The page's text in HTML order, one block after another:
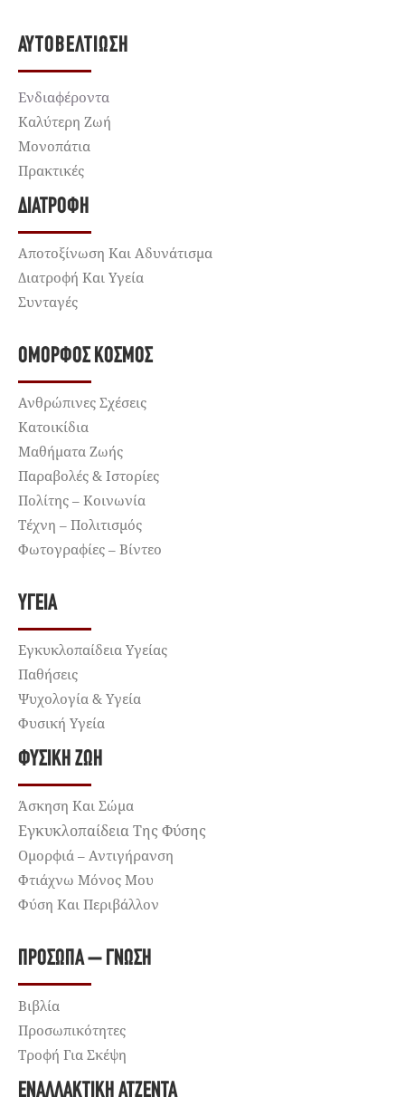
ΑΥΤΟΒΕΛΤΊΩΣΗ
Ενδιαφέροντα
Καλύτερη Ζωή
Μονοπάτια
Πρακτικές
ΔΙΑΤΡΟΦΉ
Αποτοξίνωση Και Αδυνάτισμα
Διατροφή Και Υγεία
Συνταγές
ΌΜΟΡΦΟΣ ΚΌΣΜΟΣ
Ανθρώπινες Σχέσεις
Κατοικίδια
Μαθήματα Ζωής
Παραβολές & Ιστορίες
Πολίτης – Κοινωνία
Τέχνη – Πολιτισμός
Φωτογραφίες – Βίντεο
ΥΓΕΊΑ
Εγκυκλοπαίδεια Υγείας
Παθήσεις
Ψυχολογία & Υγεία
Φυσική Υγεία
ΦΥΣΙΚΉ ΖΩΉ
Άσκηση Και Σώμα
Εγκυκλοπαίδεια Της Φύσης
Ομορφιά – Αντιγήρανση
Φτιάχνω Μόνος Μου
Φύση Και Περιβάλλον
ΠΡΌΣΩΠΑ – ΓΝΏΣΗ
Βιβλία
Προσωπικότητες
Τροφή Για Σκέψη
ΕΝΑΛΛΑΚΤΙΚΉ ΑΤΖΈΝΤΑ